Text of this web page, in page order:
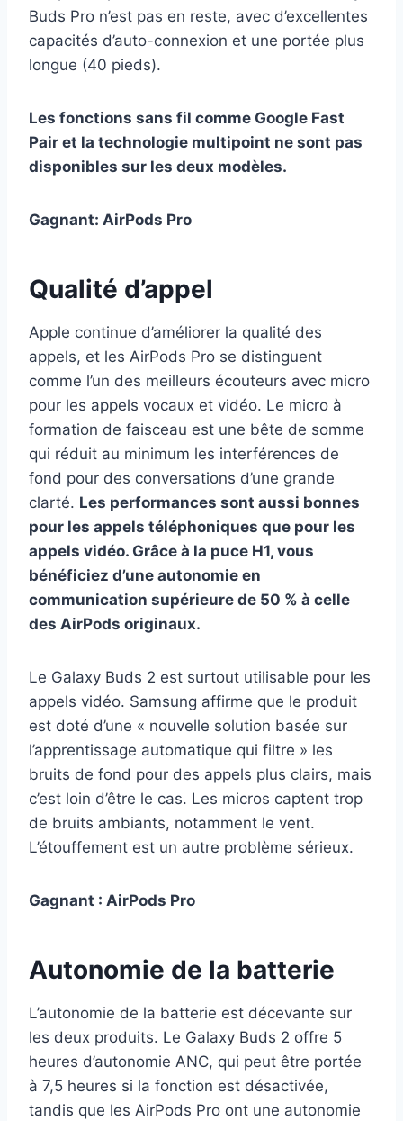
Buds Pro n’est pas en reste, avec d’excellentes
capacités d’auto-connexion et une portée plus
longue (40 pieds).
Les fonctions sans fil comme Google Fast
Pair et la technologie multipoint ne sont pas
disponibles sur les deux modèles.
Gagnant: AirPods Pro
Qualité d’appel
Apple continue d’améliorer la qualité des
appels, et les AirPods Pro se distinguent
comme l’un des meilleurs écouteurs avec micro
pour les appels vocaux et vidéo. Le micro à
formation de faisceau est une bête de somme
qui réduit au minimum les interférences de
fond pour des conversations d’une grande
clarté. Les performances sont aussi bonnes
pour les appels téléphoniques que pour les
appels vidéo. Grâce à la puce H1, vous
bénéficiez d’une autonomie en
communication supérieure de 50 % à celle
des AirPods originaux.
Le Galaxy Buds 2 est surtout utilisable pour les
appels vidéo. Samsung affirme que le produit
est doté d’une « nouvelle solution basée sur
l’apprentissage automatique qui filtre » les
bruits de fond pour des appels plus clairs, mais
c’est loin d’être le cas. Les micros captent trop
de bruits ambiants, notamment le vent.
L’étouffement est un autre problème sérieux.
Gagnant : AirPods Pro
Autonomie de la batterie
L’autonomie de la batterie est décevante sur
les deux produits. Le Galaxy Buds 2 offre 5
heures d’autonomie ANC, qui peut être portée
à 7,5 heures si la fonction est désactivée,
tandis que les AirPods Pro ont une autonomie